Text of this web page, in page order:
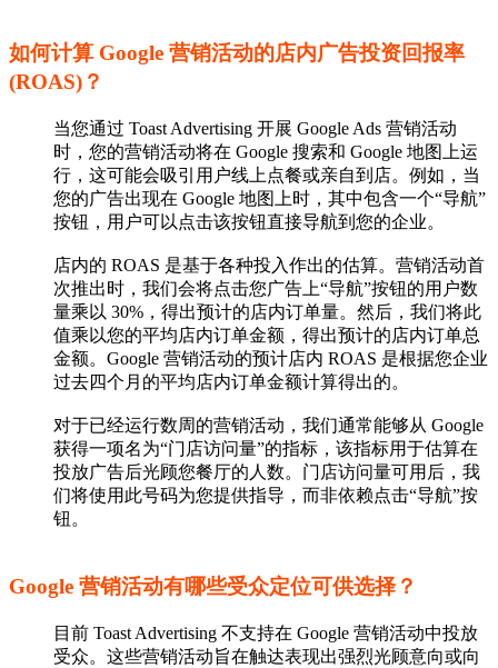
如何计算 Google 营销活动的店内广告投资回报率
(ROAS)？
当您通过 Toast Advertising 开展 Google Ads 营销活动
时，您的营销活动将在 Google 搜索和 Google 地图上运
行，这可能会吸引用户线上点餐或亲自到店。例如，当
您的广告出现在 Google 地图上时，其中包含一个“导航”
按钮，用户可以点击该按钮直接导航到您的企业。
店内的 ROAS 是基于各种投入作出的估算。营销活动首
次推出时，我们会将点击您广告上“导航”按钮的用户数
量乘以 30%，得出预计的店内订单量。然后，我们将此
值乘以您的平均店内订单金额，得出预计的店内订单总
金额。Google 营销活动的预计店内 ROAS 是根据您企业
过去四个月的平均店内订单金额计算得出的。
对于已经运行数周的营销活动，我们通常能够从 Google
获得一项名为“门店访问量”的指标，该指标用于估算在
投放广告后光顾您餐厅的人数。门店访问量可用后，我
们将使用此号码为您提供指导，而非依赖点击“导航”按
钮。
Google 营销活动有哪些受众定位可供选择？
目前 Toast Advertising 不支持在 Google 营销活动中投放
受众。这些营销活动旨在触达表现出强烈光顾意向或向